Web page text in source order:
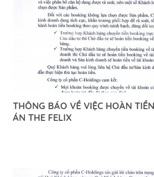
THÔNG BÁO VỀ VIỆC HOÀN
ÁN THE FELIX